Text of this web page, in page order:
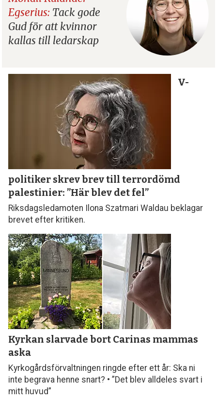
Egserius: Tack gode
Gud för att kvinnor
kallas till ledarskap
V-
politiker skrev brev till terror­dömd
palestinier: ”Här blev det fel”
Riksdagsledamoten Ilona Szatmari Waldau beklagar
brevet efter kritiken.
Kyrkan slarvade bort Carinas mammas
aska
Kyrkogårdsförvaltningen ringde efter ett år: Ska ni
inte begrava henne snart? • ”Det blev alldeles svart i
mitt huvud”